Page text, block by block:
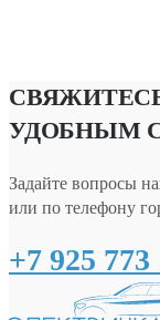
УДОБНЫМ
Задайте вопросы
или по телефону
+7 925 773